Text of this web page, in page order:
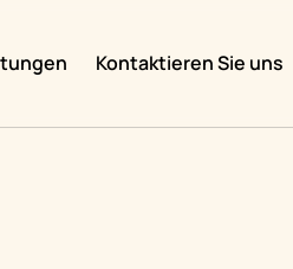
Kontaktieren Sie uns